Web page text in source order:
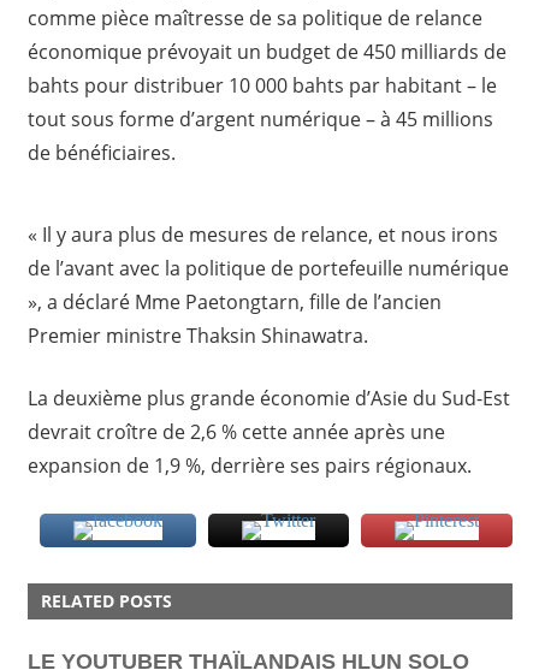
comme pièce maîtresse de sa politique de relance
économique prévoyait un budget de 450 milliards de
bahts pour distribuer 10 000 bahts par habitant – le
tout sous forme d’argent numérique – à 45 millions
de bénéficiaires.
« Il y aura plus de mesures de relance, et nous irons
de l’avant avec la politique de portefeuille numérique
», a déclaré Mme Paetongtarn, fille de l’ancien
Premier ministre Thaksin Shinawatra.
La deuxième plus grande économie d’Asie du Sud-Est
devrait croître de 2,6 % cette année après une
expansion de 1,9 %, derrière ses pairs régionaux.
RELATED POSTS
LE YOUTUBER THAÏLANDAIS HLUN SOLO